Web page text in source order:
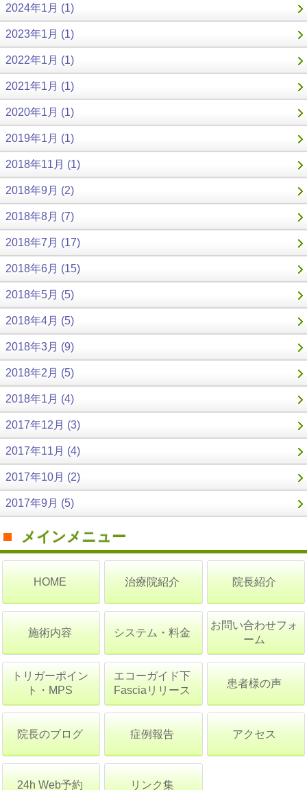
2024年1月 (1)
2023年1月 (1)
2022年1月 (1)
2021年1月 (1)
2020年1月 (1)
2019年1月 (1)
2018年11月 (1)
2018年9月 (2)
2018年8月 (7)
2018年7月 (17)
2018年6月 (15)
2018年5月 (5)
2018年4月 (5)
2018年3月 (9)
2018年2月 (5)
2018年1月 (4)
2017年12月 (3)
2017年11月 (4)
2017年10月 (2)
2017年9月 (5)
メインメニュー
HOME 治療院紹介 院長紹介
施術内容 システム・料金
お問い合わせフォ
ーム
トリガーポイン
ト・MPS
エコーガイド下
Fasciaリリース
患者様の声
院長のブログ 症例報告 アクセス
24h Web予約 リンク集